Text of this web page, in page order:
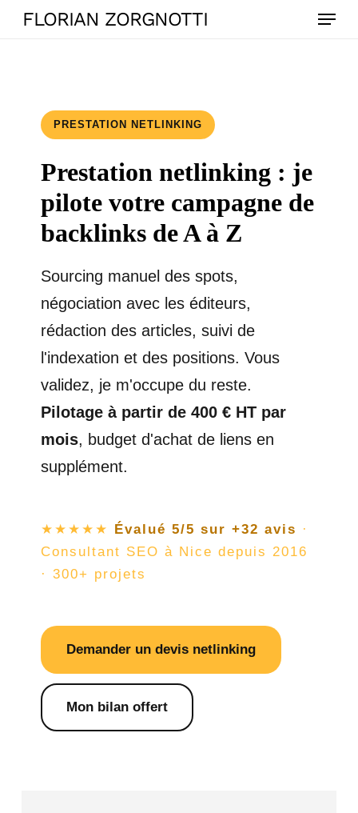
SkipFLORIAN ZORGNOTTI Menu
PRESTATION NETLINKING
Prestation netlinking : je
pilote votre campagne de
backlinks de A à Z
Sourcing manuel des spots,
négociation avec les éditeurs,
rédaction des articles, suivi de
l'indexation et des positions. Vous
validez, je m'occupe du reste.
Pilotage à partir de 400 € HT par
mois, budget d'achat de liens en
supplément.
★★★★★ Évalué 5/5 sur +32 avis ·
Consultant SEO à Nice depuis 2016
· 300+ projets
Demander un devis netlinking
Mon bilan offert